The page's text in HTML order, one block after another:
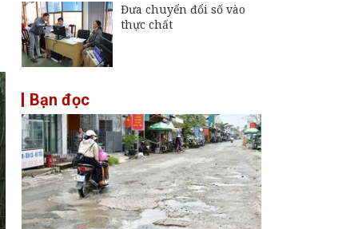
Đưa chuyển đổi số vào
thực chất
Bạn đọc